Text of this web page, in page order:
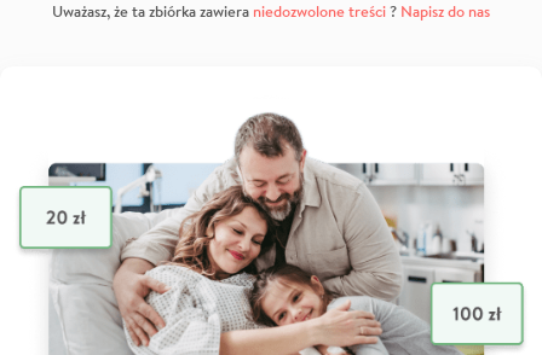
Uważasz, że ta zbiórka zawiera niedozwolone treści? Napisz do nas